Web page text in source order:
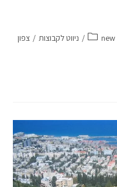
/ ניווט לקבוצות / צפון